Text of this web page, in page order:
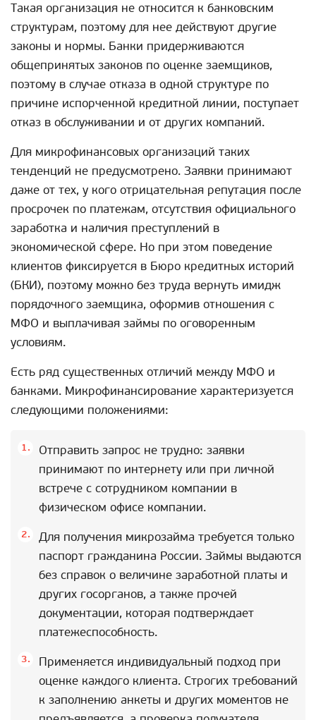
Такая организация не относится к банковским
структурам, поэтому для нее действуют другие
законы и нормы. Банки придерживаются
общепринятых законов по оценке заемщиков,
поэтому в случае отказа в одной структуре по
причине испорченной кредитной линии, поступает
отказ в обслуживании и от других компаний.
Для микрофинансовых организаций таких
тенденций не предусмотрено. Заявки принимают
даже от тех, у кого отрицательная репутация после
просрочек по платежам, отсутствия официального
заработка и наличия преступлений в
экономической сфере. Но при этом поведение
клиентов фиксируется в Бюро кредитных историй
(БКИ), поэтому можно без труда вернуть имидж
порядочного заемщика, оформив отношения с
МФО и выплачивая займы по оговоренным
условиям.
Есть ряд существенных отличий между МФО и
банками. Микрофинансирование характеризуется
следующими положениями:
Отправить запрос не трудно: заявки
принимают по интернету или при личной
встрече с сотрудником компании в
физическом офисе компании.
Для получения микрозайма требуется только
паспорт гражданина России. Займы выдаются
без справок о величине заработной платы и
других госорганов, а также прочей
документации, которая подтверждает
платежеспособность.
Применяется индивидуальный подход при
оценке каждого клиента. Строгих требований
к заполнению анкеты и других моментов не